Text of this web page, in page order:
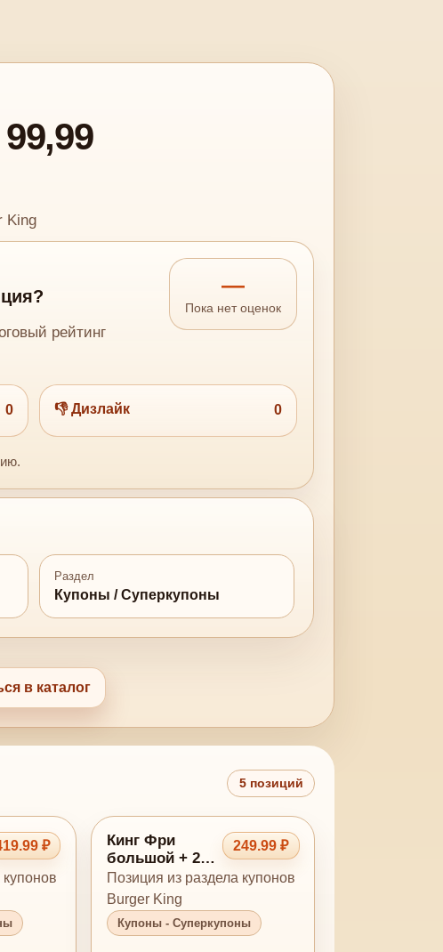
King
рейтинг
—
Пока нет оценок
0 👎 Дизлайк 0
Раздел
Купоны / Суперкупоны
в каталог
5 позиций
₽
Кинг Фри
большой + 2
соуса
249.99 ₽
Позиция из раздела купонов
Burger King
Купоны - Суперкупоны